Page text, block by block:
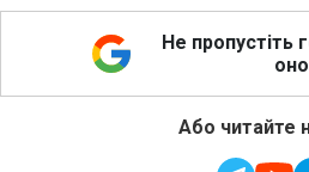
Не пропустіть
Або читайте